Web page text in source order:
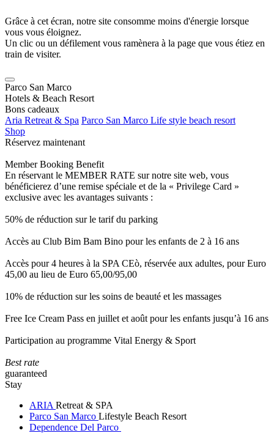
Grâce à cet écran, notre site consomme moins d'énergie lorsque
vous vous éloignez.
Un clic ou un défilement vous ramènera à la page que vous étiez en
train de visiter.
Parco San Marco
Hotels & Beach Resort
Bons cadeaux
Aria Retreat & Spa Parco San Marco Life style beach resort
Shop
Réservez maintenant
Member Booking Benefit
En réservant le MEMBER RATE sur notre site web, vous
bénéficierez d’une remise spéciale et de la « Privilege Card »
exclusive avec les avantages suivants :
50% de réduction sur le tarif du parking
Accès au Club Bim Bam Bino pour les enfants de 2 à 16 ans
Accès pour 4 heures à la SPA CEò, réservée aux adultes, pour Euro
45,00 au lieu de Euro 65,00/95,00
10% de réduction sur les soins de beauté et les massages
Free Ice Cream Pass en juillet et août pour les enfants jusqu’à 16 ans
Participation au programme Vital Energy & Sport
Best rate
guaranteed
Stay
ARIA Retreat & SPA
Parco San Marco Lifestyle Beach Resort
Dependence Del Parco